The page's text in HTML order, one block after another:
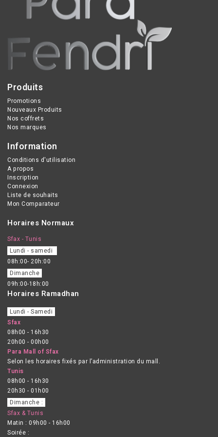
Produits
Promotions
Nouveaux Produits
Nos coffrets
Nos marques
Information
Conditions d'utilisation
A propos
Inscription
Connexion
Liste de souhaits
Mon Comparateur
Horaires Normaux
Sfax - Tunis
Lundi - samedi
08h:00- 20h:00
Dimanche
09h:00-18h:00
Horaires Ramadhan
Lundi - Samedi
Sfax
08h00 - 16h30
20h00 - 00h00
Para Mall of Sfax
Selon les horaires fixés par l’administration du mall.
Tunis
08h00 - 16h30
20h30 - 01h00
Dimanche :
Sfax & Tunis
Matin : 09h00 - 16h00
Soirée :